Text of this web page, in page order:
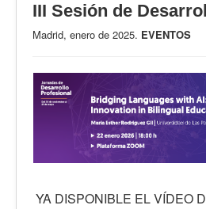
III Sesión de
Madrid, enero de 2025. EVENTOS
YA DISPONIBLE EL VÍDEO